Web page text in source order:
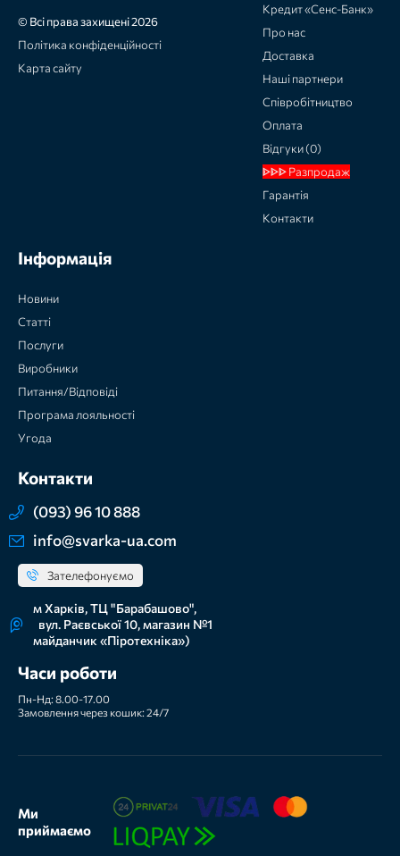
© Всі права захищені 2026
Політика конфіденційності
Карта сайту
Кредит «Сенс-Банк»
Про нас
Доставка
Наші партнери
Співробітництво
Оплата
Відгуки (0)
ᐈᐈᐈ Разпродаж
Гарантія
Контакти
Інформація
Новини
Статті
Послуги
Виробники
Питання/Відповіді
Програма лояльності
Угода
Контакти
(093) 96 10 888
info@svarka-ua.com
Зателефонуємо
м Харків, ТЦ "Барабашово",
вул. Раєвської 10, магазин №1
майданчик «Піротехніка»)
Часи роботи
Пн-Нд: 8.00-17.00
Замовлення через кошик: 24/7
Ми
приймаємо